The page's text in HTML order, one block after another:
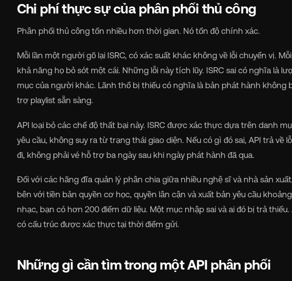
Chi phí thực sự của phân phối thủ công
Phân phối thủ công tốn nhiều hơn thời gian. Nó tốn độ chính xác.
Mỗi lần một người gõ lại ISRC, có xác suất khác không về lỗi chuyển vị.
khả năng họ bỏ sót một cái. Những lỗi này tích lũy. ISRC sai có nghĩa là
mục của người khác. Lãnh thổ bị thiếu có nghĩa là bản phát hành
trợ playlist sẵn sàng.
API loại bỏ các chế độ thất bại này. ISRC được xác thực dựa trên danh
yêu cầu, không suy ra từ trạng thái giao diện. Nếu có gì đó sai, API trả
đi, không phải vé hỗ trợ ba ngày sau khi ngày phát hành đã qua.
Đối với các hãng đĩa quản lý phân chia giữa nhiều nghệ sĩ và nhà sản
bên với tiền bản quyền cơ học, quyền lân cận và xuất bản yêu cầu
nhạc, bạn có hơn 200 điểm dữ liệu. Một mục nhập sai và ai đó bị trả
có cấu trúc được xác thực tại thời điểm gửi.
Những gì cần tìm trong một API phân phối